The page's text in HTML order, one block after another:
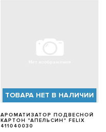
ТОВАРА НЕТ В НАЛИЧИИ
АРОМАТИЗАТОР ПОДВЕСНОЙ
КАРТОН "АПЕЛЬСИН" FELIX
411040030